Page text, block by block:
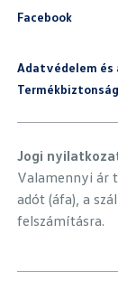
Facebook
Adatvédelem és
Jogi
Valamennyi ár
adót (áfa), a
felszámításra.